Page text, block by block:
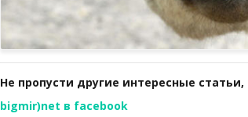
Не пропусти другие интересные
bigmir)net в facebook